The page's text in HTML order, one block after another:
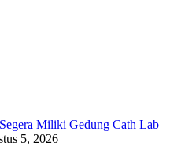
Miliki Gedung Cath Lab
5, 2026